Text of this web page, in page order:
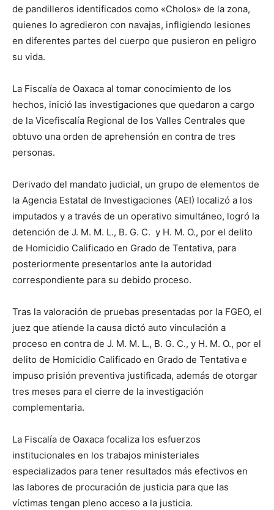
de pandilleros identificados como «Cholos» de la zona,
quienes lo agredieron con navajas, infligiendo lesiones
en diferentes partes del cuerpo que pusieron en peligro
su vida.
La Fiscalía de Oaxaca al tomar conocimiento de los
hechos, inició las investigaciones que quedaron a cargo
de la Vicefiscalía Regional de los Valles Centrales que
obtuvo una orden de aprehensión en contra de tres
personas.
Derivado del mandato judicial, un grupo de elementos de
la Agencia Estatal de Investigaciones (AEI) localizó a los
imputados y a través de un operativo simultáneo, logró la
detención de J. M. M. L., B. G. C. y H. M. O., por el delito
de Homicidio Calificado en Grado de Tentativa, para
posteriormente presentarlos ante la autoridad
correspondiente para su debido proceso.
Tras la valoración de pruebas presentadas por la FGEO, el
juez que atiende la causa dictó auto vinculación a
proceso en contra de J. M. M. L., B. G. C., y H. M. O., por el
delito de Homicidio Calificado en Grado de Tentativa e
impuso prisión preventiva justificada, además de otorgar
tres meses para el cierre de la investigación
complementaria.
La Fiscalía de Oaxaca focaliza los esfuerzos
institucionales en los trabajos ministeriales
especializados para tener resultados más efectivos en
las labores de procuración de justicia para que las
víctimas tengan pleno acceso a la justicia.